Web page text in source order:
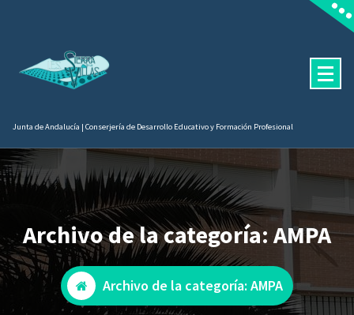
Junta de Andalucía | Conserjería de Desarrollo Educativo y Formación Profesional
Archivo de la categoría: AMPA
Archivo de la categoría: AMPA